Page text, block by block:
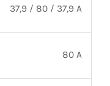
37,9 / 80 / 37,9 A
80 A